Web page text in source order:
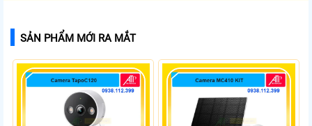
SẢN PHẨM MỚI RA MẮT